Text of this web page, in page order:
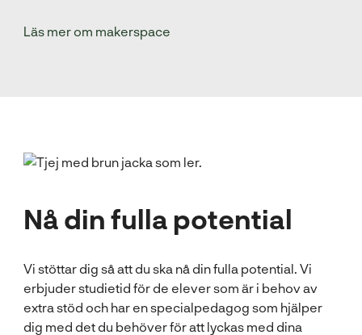
Läs mer om makerspace
Nå din fulla potential
Vi stöttar dig så att du ska nå din fulla potential. Vi
erbjuder studietid för de elever som är i behov av
extra stöd och har en specialpedagog som hjälper
dig med det du behöver för att lyckas med dina